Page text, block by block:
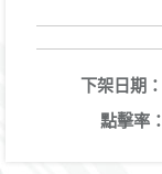
下架日期：
點擊率：